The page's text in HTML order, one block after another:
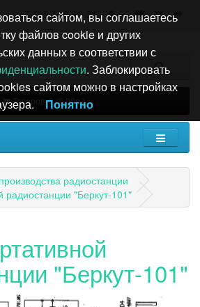
+7 495 196-63-51
Товаров: 0 (0.00р.)
радиостанции
радиостанции "Беркут-101"
"Беркут-101"
сайтом, вы соглашаетесь
файлов cookie и других
данных в соответствии с
. Заблокировать
сайтом можно в настройках
Понятно